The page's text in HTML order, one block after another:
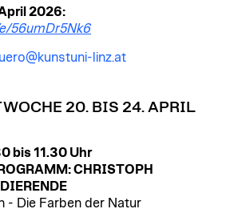
2026:
56umDr5Nk6
linz.at
20. BIS 24. APRIL
bis 11.30 Uhr
CHRISTOPH
- Die Farben der Natur